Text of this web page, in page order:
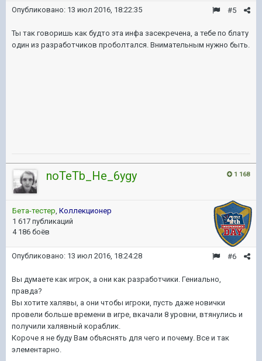
#5
Опубликовано: 13 июл 2016, 18:22:35
Ты так говоришь как будто эта инфа засекречена, а тебе по блату
один из разработчиков проболтался. Внимательным нужно быть.
1 168
noTeTb_He_6ygy
Бета-тестер, Коллекционер
1 617 публикаций
4 186 боёв
#6
Опубликовано: 13 июл 2016, 18:24:28
Вы думаете как игрок, а они как разработчики. Гениально,
правда?
Вы хотите халявы, а они чтобы игроки, пусть даже новички
провели больше времени в игре, вкачали 8 уровни, втянулись и
получили халявный кораблик.
Короче я не буду Вам объяснять для чего и почему. Все и так
элементарно.